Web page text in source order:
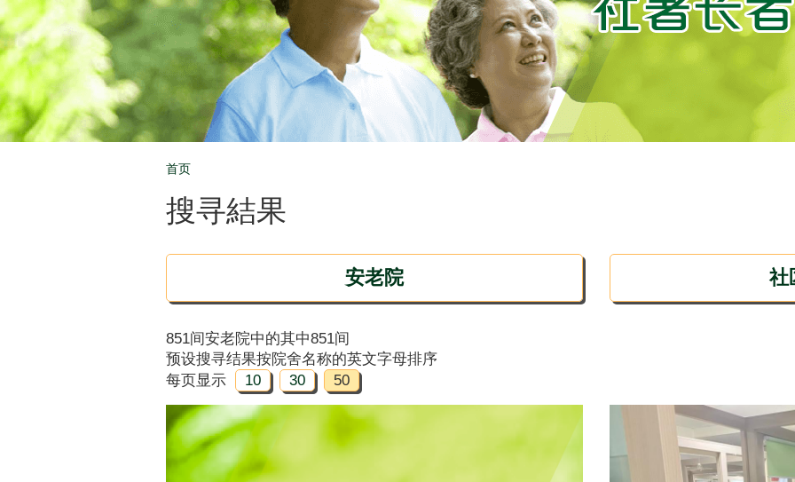
Breadcrumb
首页
搜寻結果
安老院 社
851间安老院中的其中851间
预设搜寻结果按院舍名称的英文字母排序
每页显示
10 30 50